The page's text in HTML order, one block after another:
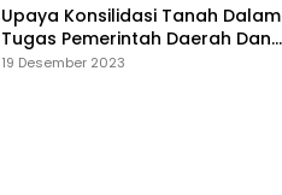
Upaya Konsilidasi Tanah Dalam
Tugas Pemerintah Daerah Dan
Partisipasi Masyarakat
19 Desember 2023